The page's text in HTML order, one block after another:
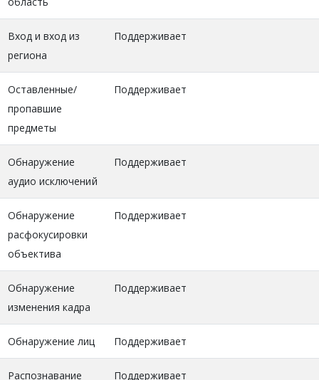
Вход и вход из
региона
Поддерживает
Оставленные/
пропавшие
предметы
Поддерживает
Обнаружение
аудио исключений
Поддерживает
Обнаружение
расфокусировки
объектива
Поддерживает
Обнаружение
изменения кадра
Поддерживает
Обнаружение лиц Поддерживает
Распознавание Поддерживает